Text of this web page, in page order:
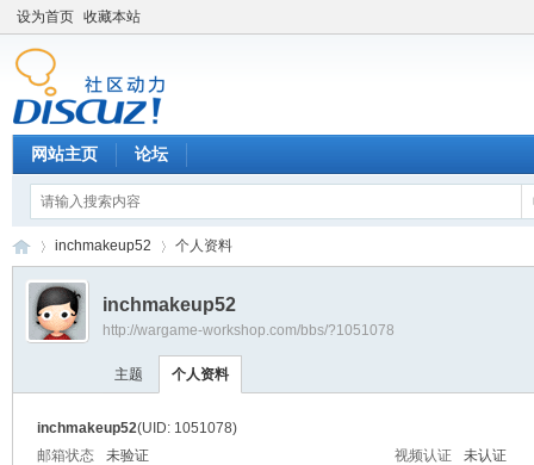
设为首页 收藏本站
网站主页 论坛
›
inchmakeup52 个人资料
inchmakeup52
http://wargame-workshop.com/bbs/?1051078
主题 个人资料
inchmakeup52(UID: 1051078)
邮箱状态
未验证 视频认证 未认证